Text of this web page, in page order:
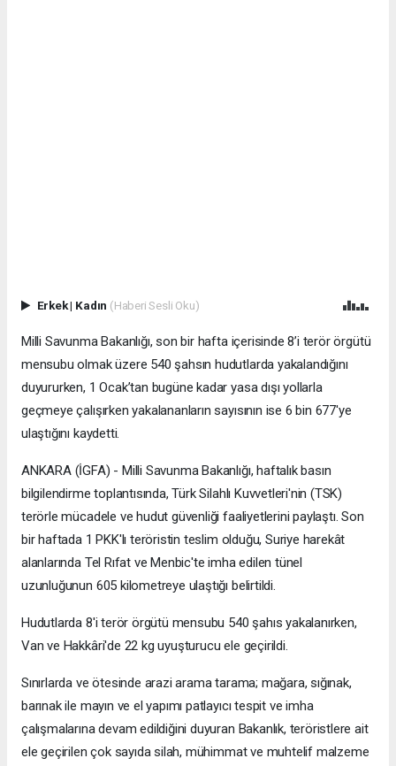
Erkek| Kadın (Haberi Sesli Oku)
Milli Savunma Bakanlığı, son bir hafta içerisinde 8’i terör örgütü
mensubu olmak üzere 540 şahsın hudutlarda yakalandığını
duyururken, 1 Ocak’tan bugüne kadar yasa dışı yollarla
geçmeye çalışırken yakalananların sayısının ise 6 bin 677'ye
ulaştığını kaydetti.
ANKARA (İGFA) - Milli Savunma Bakanlığı, haftalık basın
bilgilendirme toplantısında, Türk Silahlı Kuvvetleri'nin (TSK)
terörle mücadele ve hudut güvenliği faaliyetlerini paylaştı. Son
bir haftada 1 PKK'lı teröristin teslim olduğu, Suriye harekât
alanlarında Tel Rıfat ve Menbic'te imha edilen tünel
uzunluğunun 605 kilometreye ulaştığı belirtildi.
Hudutlarda 8'i terör örgütü mensubu 540 şahıs yakalanırken,
Van ve Hakkâri'de 22 kg uyuşturucu ele geçirildi.
Sınırlarda ve ötesinde arazi arama tarama; mağara, sığınak,
barınak ile mayın ve el yapımı patlayıcı tespit ve imha
çalışmalarına devam edildiğini duyuran Bakanlık, teröristlere ait
ele geçirilen çok sayıda silah, mühimmat ve muhtelif malzeme